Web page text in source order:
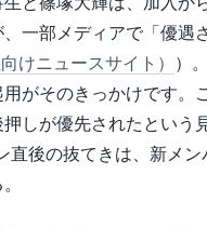
一部メディアで「優遇
けニュースサイト） ）
用がそのきっかけです。
しが優先されたという
後の抜てきは、新メン